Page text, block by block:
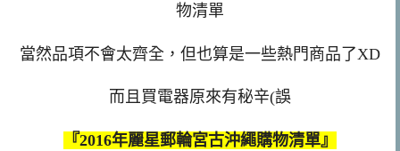
物清單
當然品項不會太齊全，但也算是一些熱門商品了XD
而且買電器原來有秘辛(誤
『2016年麗星郵輪宮古沖繩購物清單』